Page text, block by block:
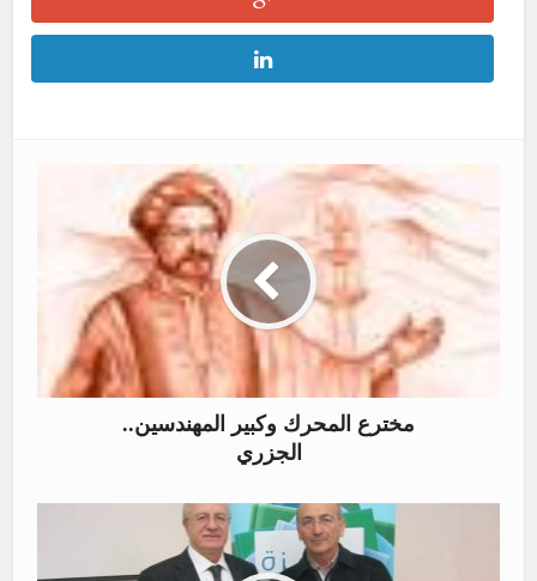
مخترع المحرك وكبير المهندسين..
الجزري